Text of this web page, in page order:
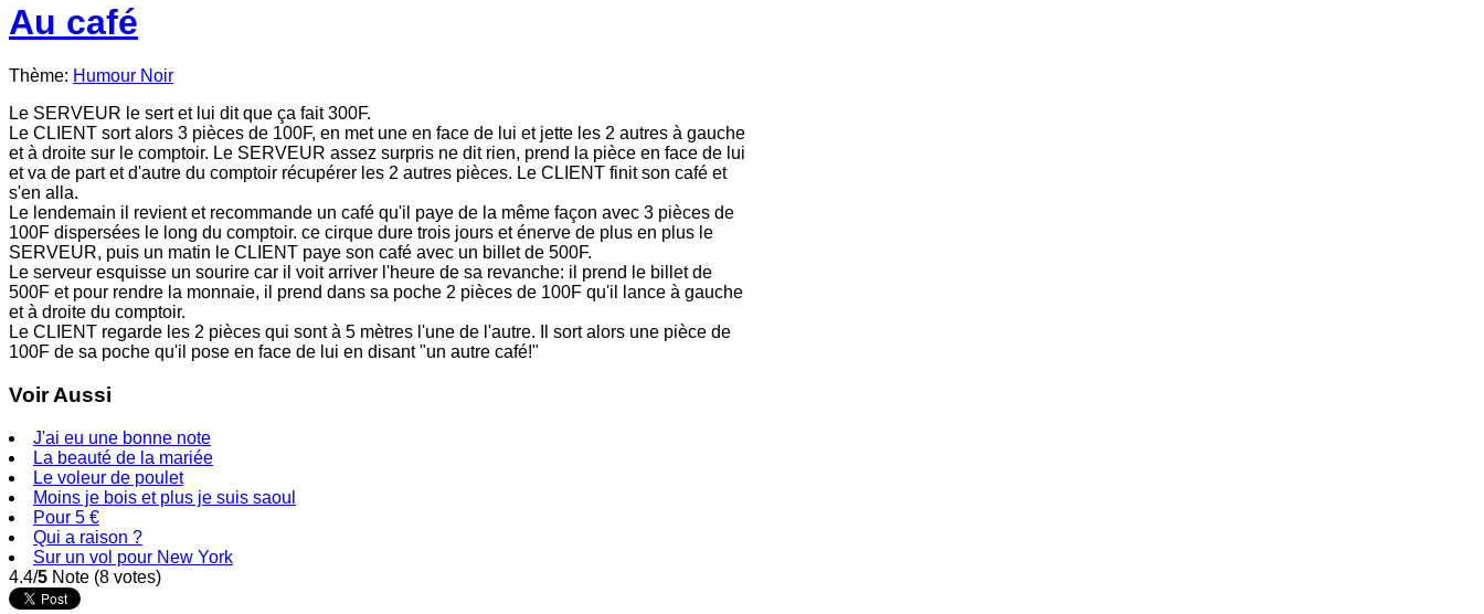
Au café
Thème: Humour Noir
Le SERVEUR le sert et lui dit que ça fait 300F.
Le CLIENT sort alors 3 pièces de 100F, en met une en face de lui et jette les 2 autres à gauche
et à droite sur le comptoir. Le SERVEUR assez surpris ne dit rien, prend la pièce en face de lui
et va de part et d'autre du comptoir récupérer les 2 autres pièces. Le CLIENT finit son café et
s'en alla.
Le lendemain il revient et recommande un café qu'il paye de la même façon avec 3 pièces de
100F dispersées le long du comptoir. ce cirque dure trois jours et énerve de plus en plus le
SERVEUR, puis un matin le CLIENT paye son café avec un billet de 500F.
Le serveur esquisse un sourire car il voit arriver l'heure de sa revanche: il prend le billet de
500F et pour rendre la monnaie, il prend dans sa poche 2 pièces de 100F qu'il lance à gauche
et à droite du comptoir.
Le CLIENT regarde les 2 pièces qui sont à 5 mètres l'une de l'autre. Il sort alors une pièce de
100F de sa poche qu'il pose en face de lui en disant "un autre café!"
Voir Aussi
J'ai eu une bonne note
La beauté de la mariée
Le voleur de poulet
Moins je bois et plus je suis saoul
Pour 5 €
Qui a raison ?
Sur un vol pour New York
4.4/5 Note (8 votes)